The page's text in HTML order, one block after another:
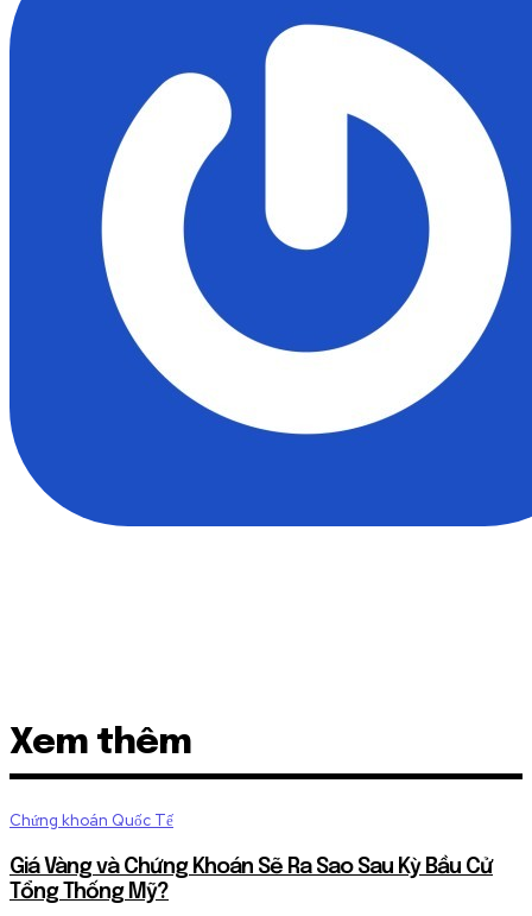
Xem thêm
Chứng khoán Quốc Tế
Giá Vàng và Chứng Khoán Sẽ Ra Sao Sau Kỳ Bầu Cử
Tổng Thống Mỹ?